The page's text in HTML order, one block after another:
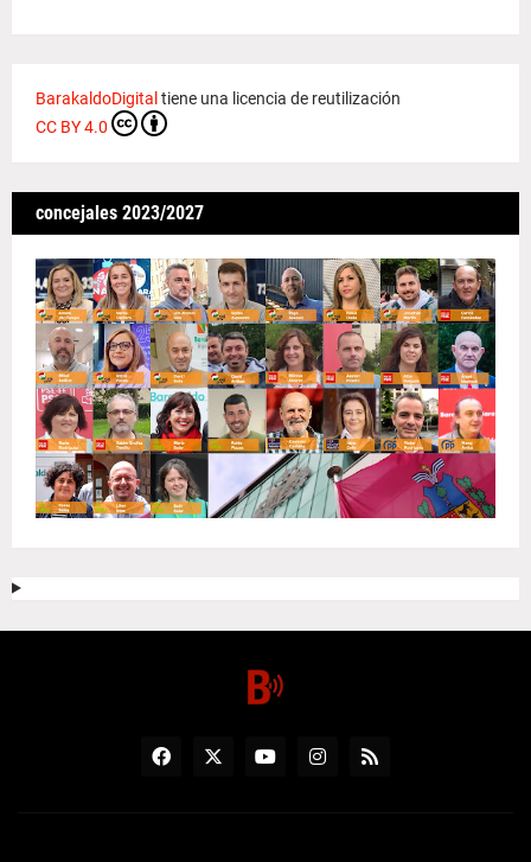
BarakaldoDigital tiene una licencia de reutilización
CC BY 4.0
concejales 2023/2027